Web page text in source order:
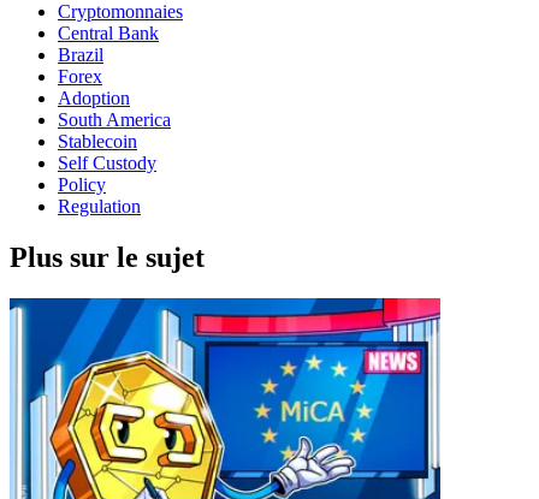
Cryptomonnaies
Central Bank
Brazil
Forex
Adoption
South America
Stablecoin
Self Custody
Policy
Regulation
Plus sur le sujet